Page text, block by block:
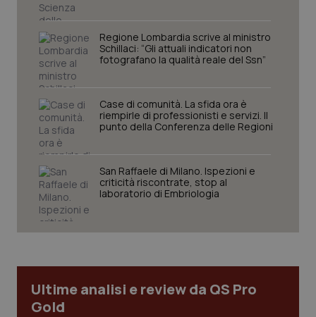
Regione Lombardia scrive al ministro
Schillaci: “Gli attuali indicatori non
fotografano la qualità reale del Ssn”
Case di comunità. La sfida ora è
riempirle di professionisti e servizi. Il
punto della Conferenza delle Regioni
San Raffaele di Milano. Ispezioni e
criticità riscontrate, stop al
laboratorio di Embriologia
Ultime analisi e review da QS Pro
Gold
I cookie necessari contribuiscono a rendere fruibile il
sito web abilitandone funzionalità di base quali la
navigazione sulle pagine e l'accesso alle aree
protette del sito. Il sito web non è in grado di
funzionare correttamente senza questi cookie.
Fornitore Dominio
VISITOR_PRIVACY_METADATA
YouTube
.youtube.com